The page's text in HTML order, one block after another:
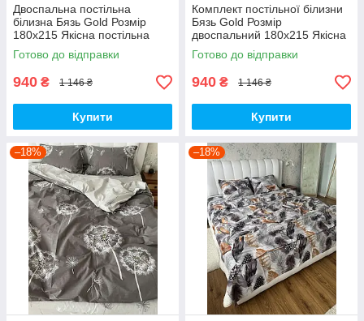
Двоспальна постільна
білизна Бязь Gold Розмір
180х215 Якісна постільна
білизна
Готово до відправки
940 ₴ 1 146 ₴
Купити
Комплект постільної білизни
Бязь Gold Розмір
двоспальний 180х215 Якісна
постільна білизна
Готово до відправки
940 ₴ 1 146 ₴
Купити
–18% –18%